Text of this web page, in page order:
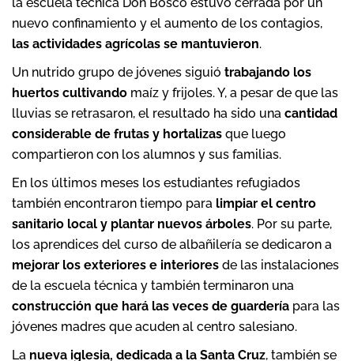
nuevo confinamiento y el aumento de los contagios,
las actividades agrícolas se mantuvieron.
Un nutrido grupo de jóvenes siguió trabajando los
huertos cultivando maíz y frijoles. Y, a pesar de que las
lluvias se retrasaron, el resultado ha sido una cantidad
considerable de frutas y hortalizas que luego
compartieron con los alumnos y sus familias.
En los últimos meses los estudiantes refugiados
también encontraron tiempo para limpiar el centro
sanitario local y plantar nuevos árboles. Por su parte,
los aprendices del curso de albañilería se dedicaron a
mejorar los exteriores e interiores de las instalaciones
de la escuela técnica y también terminaron una
construcción que hará las veces de guardería para las
jóvenes madres que acuden al centro salesiano.
La nueva iglesia, dedicada a la Santa Cruz, también se